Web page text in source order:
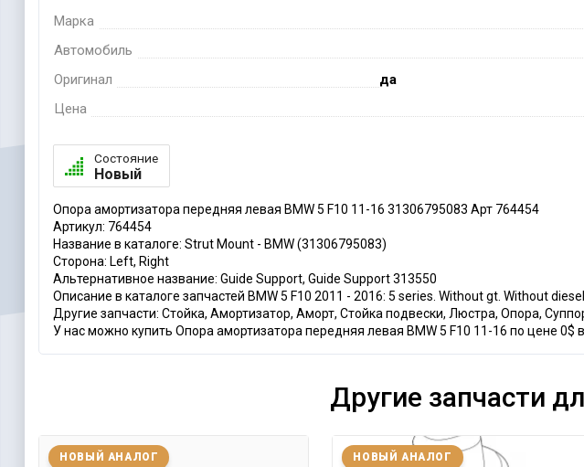
Марка
Автомобиль
Оригинал
да
Цена
Состояние
Новый
Опора амортизатора передняя левая BMW 5 F10 11-16 31306795083 Арт 764454
Артикул: 764454
Название в каталоге: Strut Mount - BMW (31306795083)
Сторона: Left, Right
Альтернативное название: Guide Support, Guide Support 313550
Описание в каталоге запчастей BMW 5 F10 2011 - 2016: 5 series. Without gt. Without
Другие запчасти: Стойка, Амортизатор, Аморт, Стойка подвески, Люстра, Опора,
У нас можно купить Опора амортизатора передняя левая BMW 5 F10 11-16 по цене
Другие запчасти
НОВЫЙ АНАЛОГ НОВЫЙ АНАЛОГ